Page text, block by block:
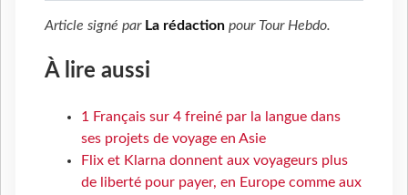
Article signé par La rédaction pour Tour Hebdo.
À lire aussi
1 Français sur 4 freiné par la langue dans
ses projets de voyage en Asie
Flix et Klarna donnent aux voyageurs plus
de liberté pour payer, en Europe comme aux